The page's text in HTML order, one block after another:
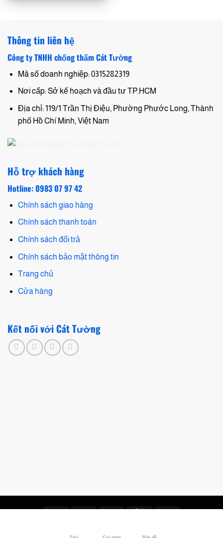
Thông tin liên hệ
Công ty TNHH chống thấm Cát Tường
Mã số doanh nghiệp: 0315282319
Nơi cấp: Sở kế hoạch và đầu tư TP.HCM
Địa chỉ: 119/1 Trần Thị Điệu, Phường Phước Long, Thành
phố Hồ Chí Minh, Việt Nam
Hỗ trợ khách hàng
Hotline: 0983 07 97 42
Chính sách giao hàng
Chính sách thanh toán
Chính sách đổi trả
Chính sách bảo mật thông tin
Trang chủ
Cửa hàng
Kết nối với Cát Tường